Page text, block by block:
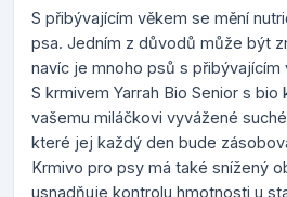
S přibývajícím věkem se mění
psa. Jedním z důvodů může být
navíc je mnoho psů s přibývajícím
S krmivem Yarrah Bio Senior s
vašemu miláčkovi vyvážené
které jej každý den bude
Krmivo pro psy má také snížený
usnadňuje kontrolu hmotnosti u